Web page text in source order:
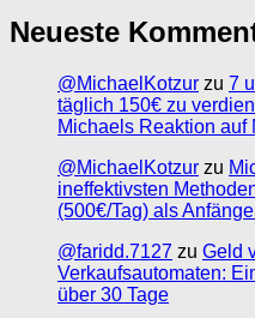
Neueste
@MichaelKotzur zu 7
täglich 150€ zu
Michaels Reaktion auf
@MichaelKotzur zu
ineffektivsten
(500€/Tag) als
@faridd.7127 zu Geld
Verkaufsautomaten:
über 30 Tage